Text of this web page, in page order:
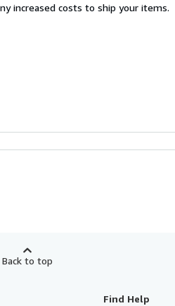
increased costs to ship your items.
Back to top
Find Help